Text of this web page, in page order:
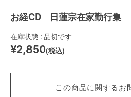
お経CD 日蓮宗在家勤行集
在庫状態 : 品切です
¥2,850(税込)
この商品に関するお